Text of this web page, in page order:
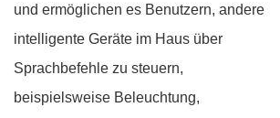
und ermöglichen es Benutzern, andere
intelligente Geräte im Haus über
Sprachbefehle zu steuern,
beispielsweise Beleuchtung,